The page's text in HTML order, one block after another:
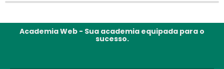
Academia Web - Sua academia equipada para o
sucesso.